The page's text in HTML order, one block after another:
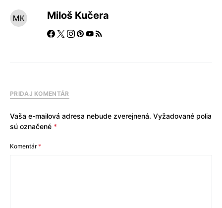
Miloš Kučera
PRIDAJ KOMENTÁR
Vaša e-mailová adresa nebude zverejnená. Vyžadované polia
sú označené *
Komentár*